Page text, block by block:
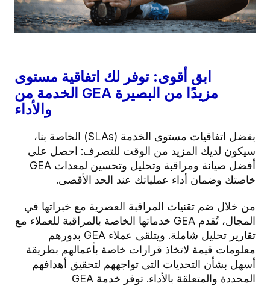
ابق أقوى: توفر لك اتفاقية مستوى
الخدمة من GEA مزيدًا من البصيرة
والأداء
بفضل اتفاقيات مستوى الخدمة (SLAs) الخاصة بنا،
سيكون لديك المزيد من الوقت للتصرف: احصل على
أفضل صيانة ومراقبة وتحليل وتحسين لمعدات GEA
خاصتك وضمان أداء عملياتك عند الحد الأقصى.
من خلال ضم تقنيات المراقبة العصرية مع خبراتها في
المجال، تُقدم GEA خدماتها الخاصة بالمراقبة للعملاء مع
تقارير تحليل شاملة. ويتلقى عملاء GEA بدورهم
معلومات قيمة لاتخاذ قرارات خاصة بأعمالهم بطريقة
أسهل بشأن التحديات التي تواجههم لتحقيق أهدافهم
المحددة والمتعلقة بالأداء. توفر خدمة GEA